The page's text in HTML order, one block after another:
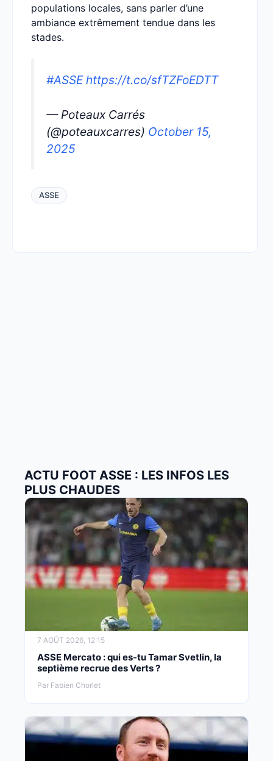
populations locales, sans parler d’une
ambiance extrêmement tendue dans les
stades.
#ASSE https://t.co/sfTZFoEDTT
— Poteaux Carrés
(@poteauxcarres) October 15,
2025
ASSE
ACTU FOOT ASSE : LES INFOS LES
PLUS CHAUDES
7 AOÛT 2026, 12:15
ASSE Mercato : qui es-tu Tamar Svetlin, la
septième recrue des Verts ?
Par Fabien Chorlet